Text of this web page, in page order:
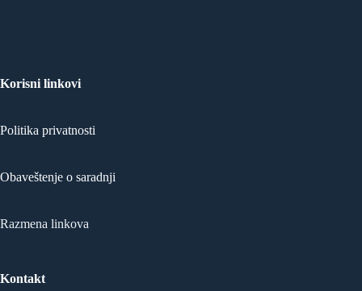
Korisni linkovi
Politika privatnosti
Obaveštenje o saradnji
Razmena linkova
Kontakt